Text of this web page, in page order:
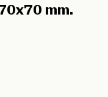
mm.